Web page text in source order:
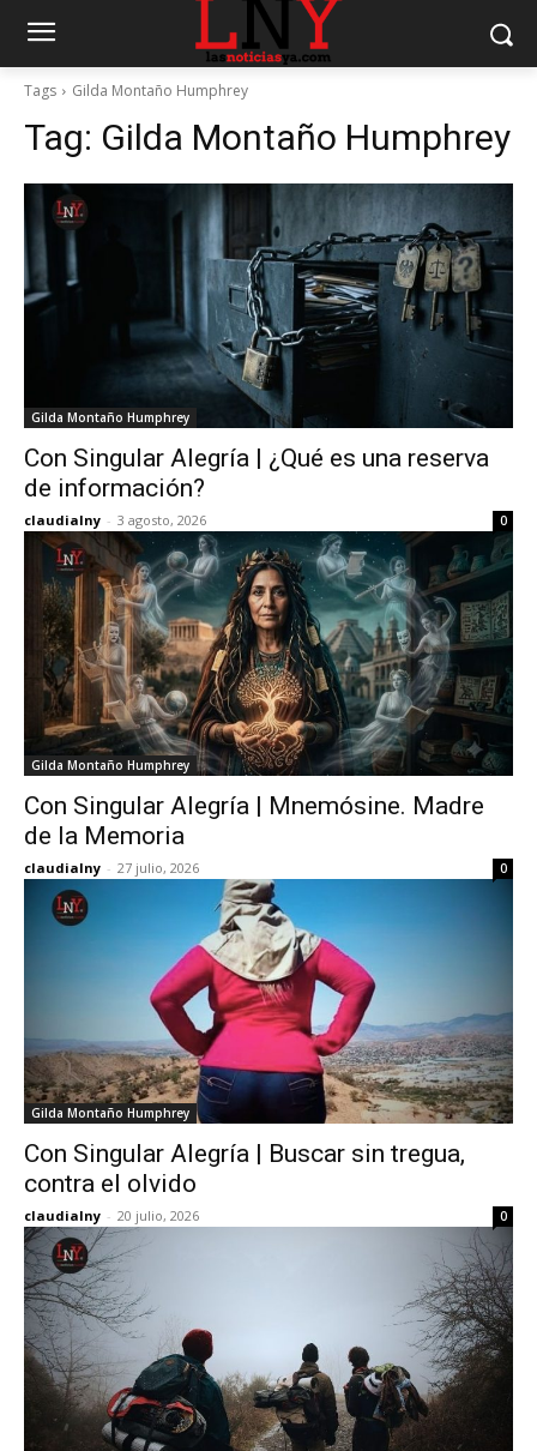
Tags Gilda Montaño Humphrey
Tag: Gilda Montaño Humphrey
Gilda Montaño Humphrey
Con Singular Alegría | ¿Qué es una reserva
de información?
claudialny - 3 agosto, 2026 0
Gilda Montaño Humphrey
Con Singular Alegría | Mnemósine. Madre
de la Memoria
claudialny - 27 julio, 2026 0
Gilda Montaño Humphrey
Con Singular Alegría | Buscar sin tregua,
contra el olvido
claudialny - 20 julio, 2026 0